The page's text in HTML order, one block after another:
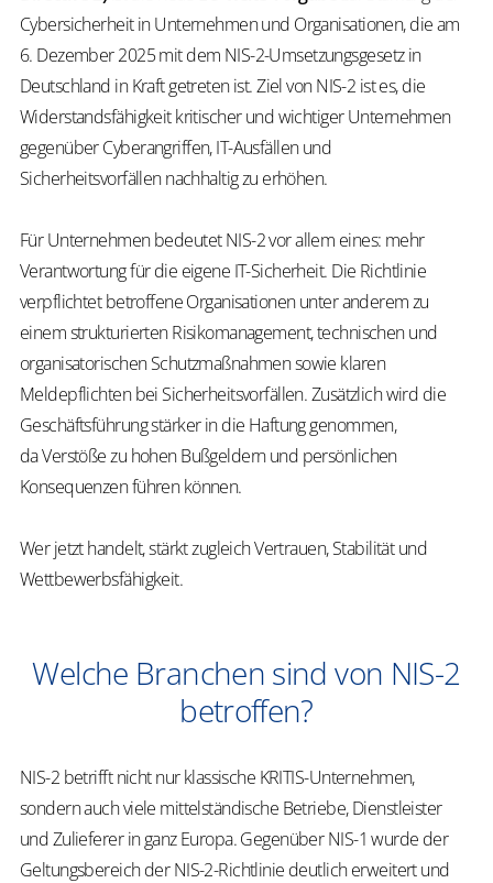
Cybersicherheit in Unternehmen und Organisationen, die am
6. Dezember 2025 mit dem NIS-2-Umsetzungsgesetz in
Deutschland in Kraft getreten ist. Ziel von NIS-2 ist es, die
Widerstandsfähigkeit kritischer und wichtiger Unternehmen
gegenüber Cyberangriffen, IT-Ausfällen und
Sicherheitsvorfällen nachhaltig zu erhöhen.
Für Unternehmen bedeutet NIS-2 vor allem eines: mehr
Verantwortung für die eigene IT-Sicherheit. Die Richtlinie
verpflichtet betroffene Organisationen unter anderem zu
einem strukturierten Risikomanagement, technischen und
organisatorischen Schutzmaßnahmen sowie klaren
Meldepflichten bei Sicherheitsvorfällen. Zusätzlich wird die
Geschäftsführung stärker in die Haftung genommen,
da Verstöße zu hohen Bußgeldern und persönlichen
Konsequenzen führen können.
Wer jetzt handelt, stärkt zugleich Vertrauen, Stabilität und
Wettbewerbsfähigkeit.
Welche Branchen sind von NIS-2
betroffen?
NIS-2 betrifft nicht nur klassische KRITIS-Unternehmen,
sondern auch viele mittelständische Betriebe, Dienstleister
und Zulieferer in ganz Europa. Gegenüber NIS-1 wurde der
Geltungsbereich der NIS-2-Richtlinie deutlich erweitert und